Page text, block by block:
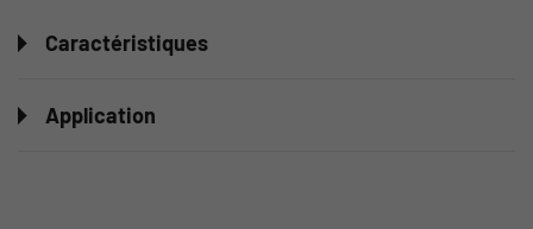
Caractéristiques
Application